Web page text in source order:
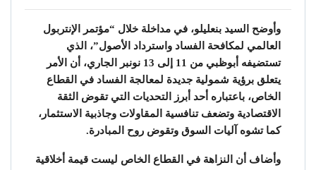
وأوضح السيد بنعليلو، في مداخلة خلال “مؤتمر الإنتربول
العالمي لمكافحة الفساد واسترداد الأصول”، الذي
تستضيفه أبوظبي من 11 إلى 13 نونبر الجاري، أن الأمر
يتعلق برؤية شمولية جديدة لمعالجة الفساد في القطاع
الخاص، باعتباره أحد أبرز التحديات التي تقوض الثقة
الاقتصادية وتضعف تنافسية المقاولات وجاذبية الاستثمار،
كما تشوه آليات السوق وتقوض روح المبادرة.
وأضاف أن النزاهة في القطاع الخاص ليست قيمة أخلاقية